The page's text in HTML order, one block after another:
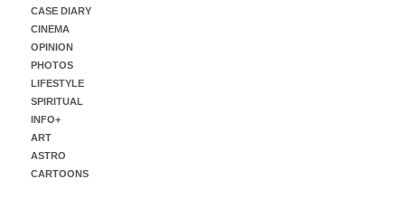
CASE DIARY
CINEMA
OPINION
PHOTOS
LIFESTYLE
SPIRITUAL
INFO+
ART
ASTRO
CARTOONS